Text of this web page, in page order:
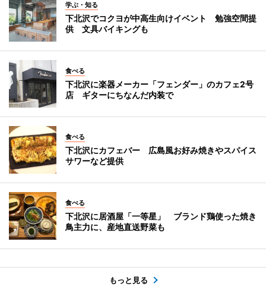
学ぶ・知る
下北沢でコクヨが中高生向けイベント 勉強空間提
供 文具バイキングも
食べる
下北沢に楽器メーカー「フェンダー」のカフェ2号
店 ギターにちなんだ内装で
食べる
下北沢にカフェバー 広島風お好み焼きやスパイス
サワーなど提供
食べる
下北沢に居酒屋「一等星」 ブランド鶏使った焼き
鳥主力に、産地直送野菜も
もっと見る